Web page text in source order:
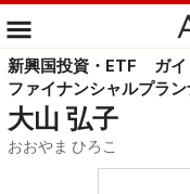
新興国投資・ETF
ガイ
ファイナンシャルプラン
大山 弘子
おおやま ひろこ